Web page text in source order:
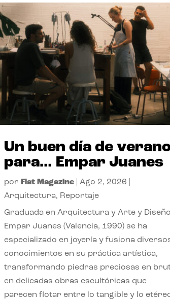
Un buen día de
para… Empar Juanes
por Flat Magazine| Ago 2, 2026
Arquitectura, Reportaje
Graduada en Arquitectura y Arte y
Empar Juanes (Valencia, 1990) se ha
especializado en joyería y fusiona
conocimientos en su práctica artística,
transformando piedras preciosas en
en delicadas obras escultóricas que
parecen flotar entre lo tangible y lo